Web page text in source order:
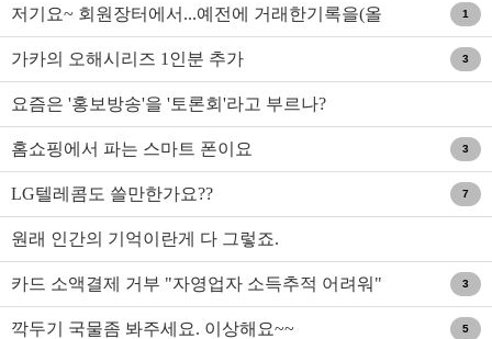
저기요~ 회원장터에서...예전에 거래한기록을(올
해)
1
가카의 오해시리즈 1인분 추가 3
요즘은 '홍보방송'을 '토론회'라고 부르나?
홈쇼핑에서 파는 스마트 폰이요 3
LG텔레콤도 쓸만한가요?? 7
원래 인간의 기억이란게 다 그렇죠.
카드 소액결제 거부 "자영업자 소득추적 어려워" 3
깍두기 국물좀 봐주세요. 이상해요~~ 5